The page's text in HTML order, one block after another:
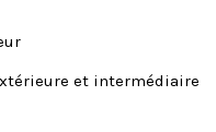
et intermédiaire